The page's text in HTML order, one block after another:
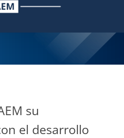
su
el desarrollo